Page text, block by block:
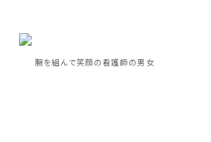
腕を組んで笑顔の看護師の男女